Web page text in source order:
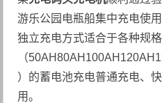
游乐公园电瓶船集中充电使用
独立充电方式适合于各种规格
（
）的蓄电池充电普通充电、
用。